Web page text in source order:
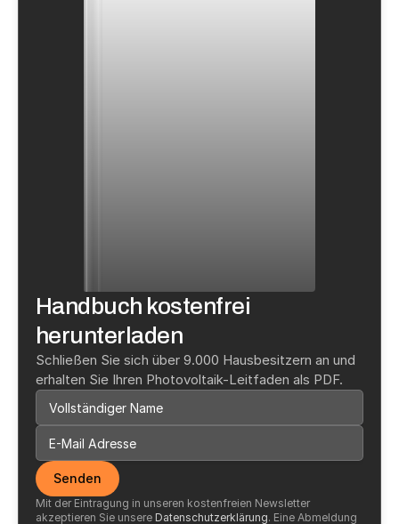
Handbuch kostenfrei
herunterladen
Schließen Sie sich über 9.000 Hausbesitzern an und
erhalten Sie Ihren Photovoltaik-Leitfaden als PDF.
Senden
Mit der Eintragung in unseren kostenfreien Newsletter
akzeptieren Sie unsere Datenschutzerklärung. Eine Abmeldung